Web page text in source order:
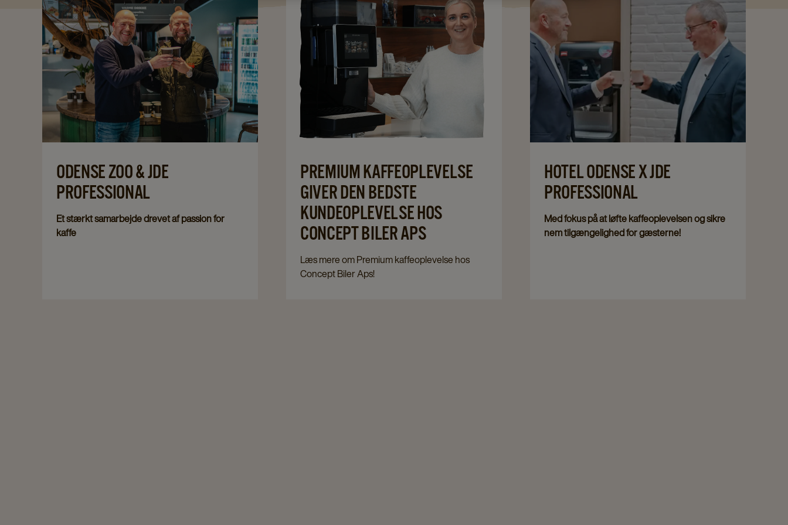
ODENSE ZOO & JDE
PROFESSIONAL
Et stærkt samarbejde drevet af passion for
kaffe
PREMIUM KAFFEOPLEVELSE
GIVER DEN BEDSTE
KUNDEOPLEVELSE HOS
CONCEPT BILER APS
Læs mere om Premium kaffeoplevelse hos
Concept Biler Aps!
HOTEL ODENSE X JDE
PROFESSIONAL
Med fokus på at løfte kaffeoplevelsen og sikre
nem tilgængelighed for gæsterne!